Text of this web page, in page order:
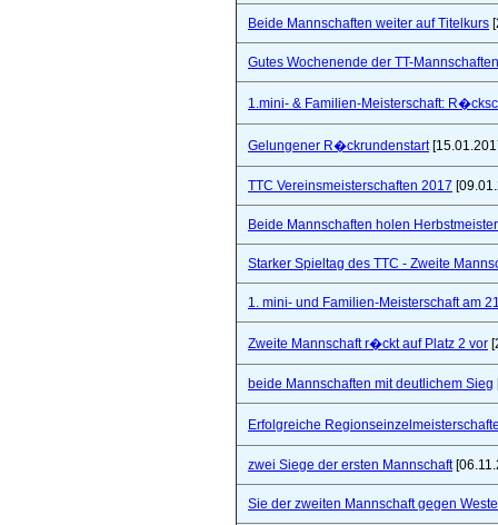
Beide Mannschaften weiter auf Titelkurs
Gutes Wochenende der TT-
1.mini- & Familien-Meisterschaft:
Gelungener R�ckrundenstart
TTC Vereinsmeisterschaften 2017
Beide Mannschaften holen
Starker Spieltag des TTC - Zweite
1. mini- und Familien-Meisterschaft am
Zweite Mannschaft r�ckt auf Platz 2 vor
beide Mannschaften mit deutlichem Sieg
Erfolgreiche
zwei Siege der ersten Mannschaft
Sie der zweiten Mannschaft gegen